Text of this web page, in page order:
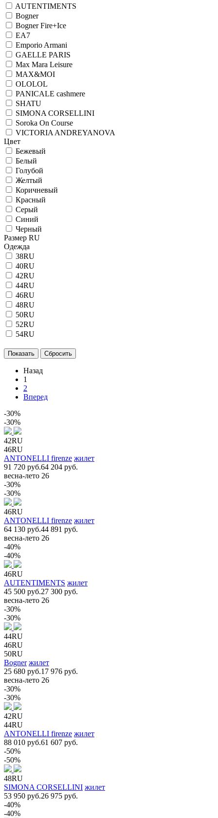
AUTENTIMENTS
Bogner
Bogner Fire+Ice
EA7
Emporio Armani
GAELLE PARIS
Max Mara Leisure
MAX&MOI
OLOLOL
PANICALE cashmere
SHATU
SIMONA CORSELLINI
Soroka On Course
VICTORIA ANDREYANOVA
Цвет
Бежевый
Белый
Голубой
Желтый
Коричневый
Красный
Серый
Синий
Черный
Размер RU
Одежда
38RU
40RU
42RU
44RU
46RU
48RU
50RU
52RU
54RU
Назад
1
2
Вперед
-30%
-30%
42RU
46RU
ANTONELLI firenze жилет
91 720 руб.64 204 руб.
весна-лето 26
-30%
-30%
46RU
ANTONELLI firenze жилет
64 130 руб.44 891 руб.
весна-лето 26
-40%
-40%
46RU
AUTENTIMENTS жилет
45 500 руб.27 300 руб.
весна-лето 26
-30%
-30%
44RU
46RU
50RU
Bogner жилет
25 680 руб.17 976 руб.
весна-лето 26
-30%
-30%
42RU
44RU
ANTONELLI firenze жилет
88 010 руб.61 607 руб.
-50%
-50%
48RU
SIMONA CORSELLINI жилет
53 950 руб.26 975 руб.
-40%
-40%